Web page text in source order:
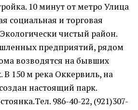
10 минут от метро Улица
социальная и торговая
чистый район.
предприятий, рядом
возводятся на бывших
В 150 м река Оккервиль, на
настоящий парк.
986-40-22, (921)307-